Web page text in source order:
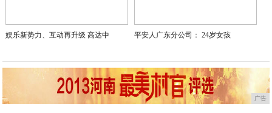
娱乐新势力、互动再升级 高达中 平安人广东分公司： 24岁女孩
广告